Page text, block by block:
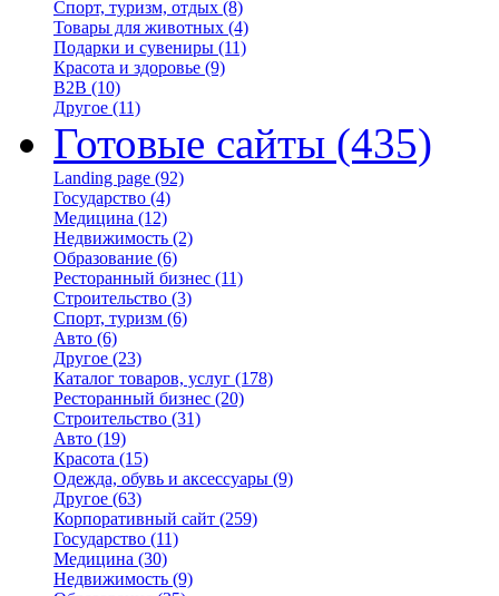
Спорт, туризм, отдых (8)
Товары для животных (4)
Подарки и сувениры (11)
Красота и здоровье (9)
B2B (10)
Другое (11)
Готовые сайты (435)
Landing page (92)
Государство (4)
Медицина (12)
Недвижимость (2)
Образование (6)
Ресторанный бизнес (11)
Строительство (3)
Спорт, туризм (6)
Авто (6)
Другое (23)
Каталог товаров, услуг (178)
Ресторанный бизнес (20)
Строительство (31)
Авто (19)
Красота (15)
Одежда, обувь и аксессуары (9)
Другое (63)
Корпоративный сайт (259)
Государство (11)
Медицина (30)
Недвижимость (9)